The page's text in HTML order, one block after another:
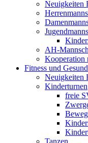
Neuigkeiten
AH-
Kooperation
Fitness und
Neuigkeiten
Kinderturnen
freie
Tanzen